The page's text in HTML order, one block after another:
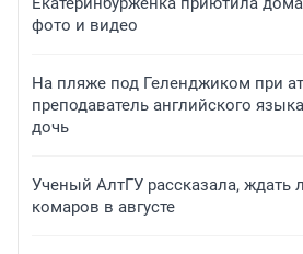
фото и видео
На пляже под Геленджиком при
преподаватель английского
дочь
Ученый АлтГУ рассказала, ждать
комаров в августе